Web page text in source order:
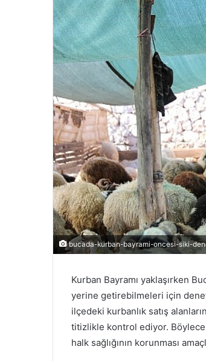
bucada-kurban-bayrami-oncesi-siki-
Kurban Bayramı yaklaşırken
yerine getirebilmeleri için
ilçedeki kurbanlık satış
titizlikle kontrol ediyor. Böylece
halk sağlığının korunması